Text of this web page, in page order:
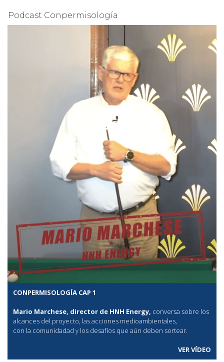
Podcast Conpermisología
CONPERMISOLOGÍA CAP 1
Mario Marchese, director de HNH Energy, conversa sobre los
alcances del proyecto, las acciones medioambientales,
con la comunidadad y los desafíos que aún deben sortear.
VER VÍDEO